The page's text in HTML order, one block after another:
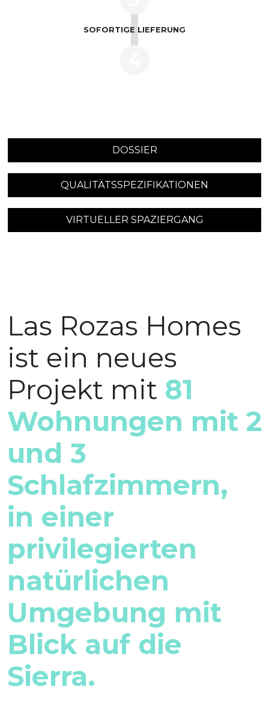
SOFORTIGE LIEFERUNG
DOSSIER
QUALITÄTSSPEZIFIKATIONEN
VIRTUELLER SPAZIERGANG
Las Rozas Homes
ist ein neues
Projekt mit 81
Wohnungen mit 2
und 3
Schlafzimmern,
in einer
privilegierten
natürlichen
Umgebung mit
Blick auf die
Sierra.